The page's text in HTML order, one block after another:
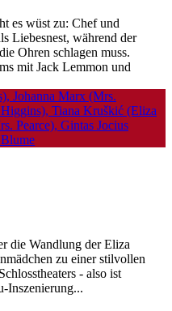
es wüst zu: Chef und
Liebesnest, während der
Ohren schlagen muss.
mit Jack Lemmon und
die Wandlung der Eliza
zu einer stilvollen
- also ist
Inszenierung...